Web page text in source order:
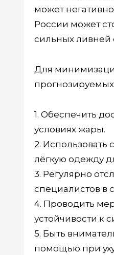
может
России может
сильных ливней
Для
1. Обеспечить
условиях жары.
2. Использовать
лёгкую одежду
3. Регулярно
специалистов в
4. Проводить
устойчивости к
5. Быть
помощью при